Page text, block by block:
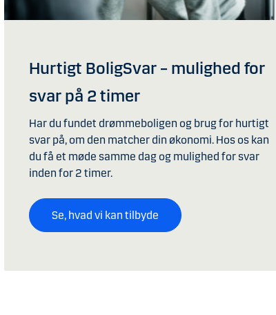
Hurtigt BoligSvar – mulighed for
svar på 2 timer
Har du fundet drømmeboligen og brug for hurtigt
svar på, om den matcher din økonomi. Hos os kan
du få et møde samme dag og mulighed for svar
inden for 2 timer.
Se, hvad vi kan tilbyde